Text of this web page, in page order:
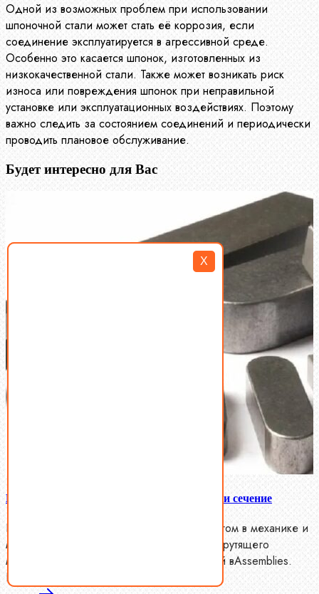
Одной из возможных проблем при использовании
шпоночной стали может стать её коррозия, если
соединение эксплуатируется в агрессивной среде.
Особенно это касается шпонок, изготовленных из
низкокачественной стали. Также может возникать риск
износа или повреждения шпонок при неправильной
установке или эксплуатационных воздействиях. Поэтому
важно следить за состоянием соединений и периодически
проводить плановое обслуживание.
Будет интересно для Вас
Шпоночной сталь — как выбрать размер и сечение
Шпоночная сталь является важным элементом в механике и
машиностроении, обеспечивая передачу крутящего
момента и положенную фиксацию деталей вAssemblies.
Выбор правильного…
X